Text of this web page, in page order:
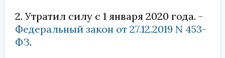
2. Утратил силу с 1 января 2020 года. -
Федеральный закон от 27.12.2019 N 453-
ФЗ.